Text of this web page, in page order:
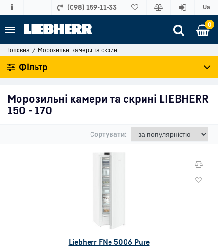
(098) 159-11-33 Ua
0
Головна Морозильні камери та скрині
Фільтр
Морозильні камери та скрині LIEBHERR
150 - 170
Сортувати:
Liebherr FNe 5006 Pure